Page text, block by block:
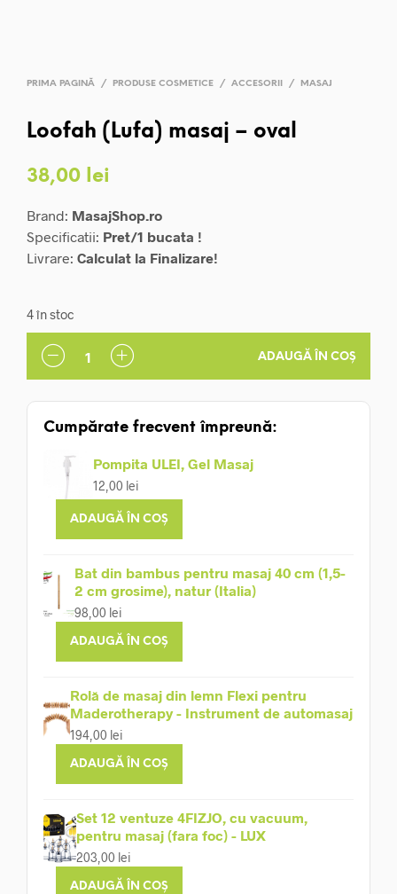
PRIMA PAGINĂ / PRODUSE COSMETICE / ACCESORII / MASAJ
Loofah (Lufa) masaj – oval
38,00 lei
Brand: MasajShop.ro
Specificatii: Pret/1 bucata !
Livrare: Calculat la Finalizare!
4 în stoc
ADAUGĂ ÎN COȘ
Cumpărate frecvent împreună:
Pompita ULEI, Gel Masaj
12,00 lei
ADAUGĂ ÎN COȘ
Bat din bambus pentru masaj 40 cm (1,5-
2 cm grosime), natur (Italia)
98,00 lei
ADAUGĂ ÎN COȘ
Rolă de masaj din lemn Flexi pentru
Maderotherapy - Instrument de automasaj
194,00 lei
ADAUGĂ ÎN COȘ
Set 12 ventuze 4FIZJO, cu vacuum,
pentru masaj (fara foc) - LUX
203,00 lei
ADAUGĂ ÎN COȘ